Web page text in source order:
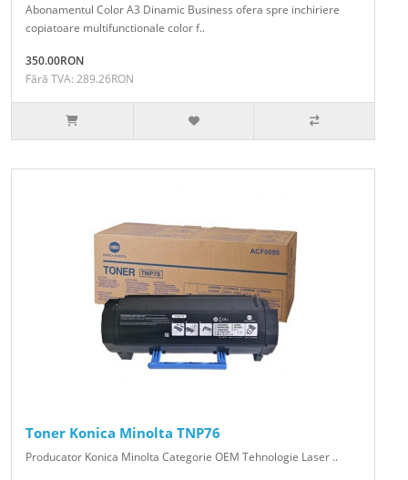
Abonamentul Color A3 Dinamic Business ofera spre inchiriere
copiatoare multifunctionale color f..
350.00RON
Fără TVA: 289.26RON
Toner Konica Minolta TNP76
Producator Konica Minolta Categorie OEM Tehnologie Laser ..